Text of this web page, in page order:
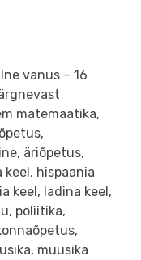
vanus – 16
matemaatika,
äriõpetus,
keel, hispaania
keel, ladina keel,
poliitika,
muusika